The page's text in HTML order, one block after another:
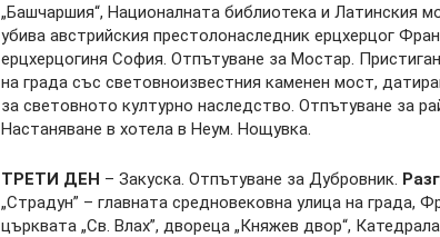
„Башчаршия“, Националната библиотека и Латинския
убива австрийския престолонаследник ерцхерцог
ерцхерцогиня София. Отпътуване за Мостар.
на града със световноизвестния каменен мост,
за световното културно наследство. Отпътуване за
Настаняване в хотела в Неум. Нощувка.
ТРЕТИ ДЕН – Закуска. Отпътуване за Дубровник.
„Страдун” – главната средновековна улица на града,
църквата „Св. Влах”, двореца „Княжев двор“,